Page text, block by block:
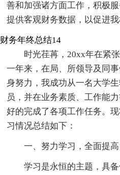
善和加强诸方面工作，积极
提供客观财务数据，以促进
财务年终总结14
时光荏苒，20xx年在紧
一年来，在局、所领导及同
身努力，我成功从一名大学
员，并在业务素质、工作能
好的完成了各项工作任务。
习情况总结如下：
一、努力学习，全面提
学习是永恒的主题，具